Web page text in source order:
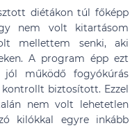
diétákon túl főképp
nem volt kitartásom
mellettem senki, aki
A program épp ezt
működő fogyókúrás
biztosított. Ezzel
nem volt lehetetlen
kilókkal egyre inkább